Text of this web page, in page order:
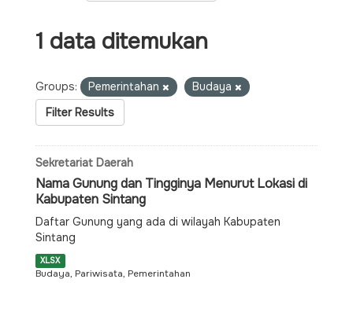
1 data ditemukan
Groups: Pemerintahan
Budaya
Filter Results
Sekretariat Daerah
Nama Gunung dan Tingginya Menurut Lokasi di
Kabupaten Sintang
Daftar Gunung yang ada di wilayah Kabupaten
Sintang
XLSX
Budaya, Pariwisata, Pemerintahan